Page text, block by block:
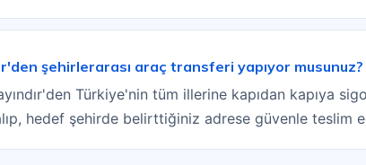
şehirlerarası araç transferi yapıyor musunuz?
Türkiye'nin tüm illerine kapıdan kapıya
hedef şehirde belirttiğiniz adrese güvenle teslim